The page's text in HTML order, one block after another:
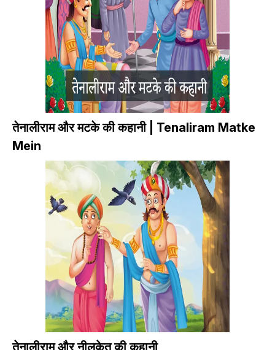
तेनालीराम और मटके की कहानी | Tenaliram Matke
Mein
तेनालीराम और नीलकेतु की कहानी